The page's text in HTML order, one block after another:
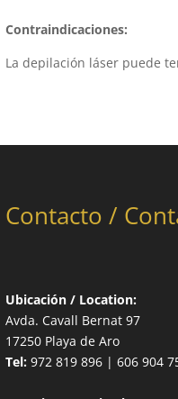
Contraindicaciones:
La depilación láser puede
Contacto /
Ubicación / Location:
Avda. Cavall Bernat 97
17250 Playa de Aro
Tel: 972 819 896 | 606 904